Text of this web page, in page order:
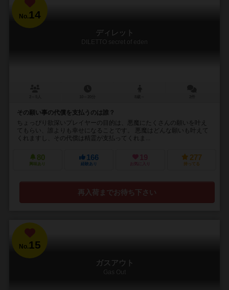
No.14
ディレット
DILETTO secret of eden
その願い事の代償を支払うのは誰？
ちょっぴり欲深いプレイヤーの目的は、悪魔にたくさんの願いを叶え
てもらい、誰よりも幸せになることです。 悪魔はどんな願いも叶えて
くれますし、その代償は精霊が支払ってくれま...
80
興味あり
166
経験あり
19
お気に入り
277
持ってる
再入荷までお待ち下さい
No.15
ガスアウト
Gas Out